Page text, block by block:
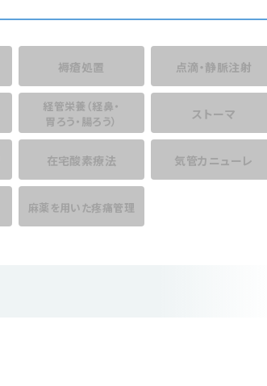
褥瘡処置 点滴・静脈注射
経管栄養 （経鼻・
胃ろう・腸ろう）
ストーマ
在宅酸素療法 気管カニューレ
麻薬を用いた疼痛管理